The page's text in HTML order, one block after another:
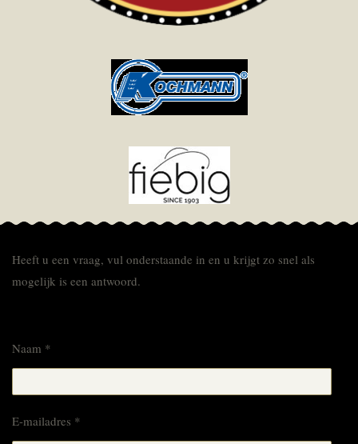
Heeft u een vraag, vul onderstaande in en u krijgt zo snel als
mogelijk is een antwoord.
Naam *
E-mailadres *